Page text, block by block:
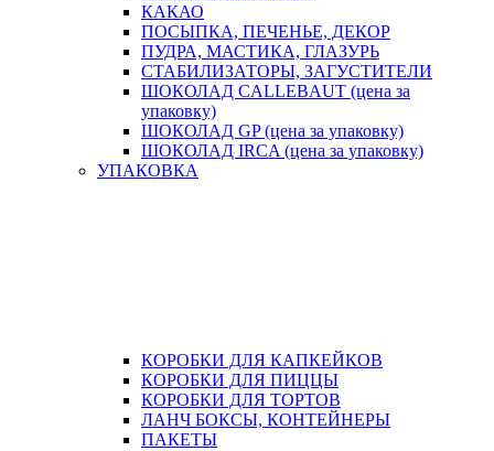
КАКАО
ПОСЫПКА, ПЕЧЕНЬЕ, ДЕКОР
ПУДРА, МАСТИКА, ГЛАЗУРЬ
СТАБИЛИЗАТОРЫ, ЗАГУСТИТЕЛИ
ШОКОЛАД CALLEBAUT (цена за
упаковку)
ШОКОЛАД GP (цена за упаковку)
ШОКОЛАД IRCA (цена за упаковку)
УПАКОВКА
КОРОБКИ ДЛЯ КАПКЕЙКОВ
КОРОБКИ ДЛЯ ПИЦЦЫ
КОРОБКИ ДЛЯ ТОРТОВ
ЛАНЧ БОКСЫ, КОНТЕЙНЕРЫ
ПАКЕТЫ